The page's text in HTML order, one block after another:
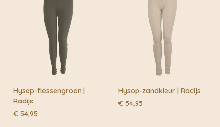
Hysop-flessengroen |
Radijs
€ 54,95
Hysop-zandkleur | Radijs
€ 54,95